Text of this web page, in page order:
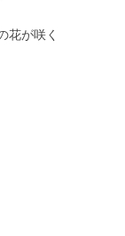
花が咲く